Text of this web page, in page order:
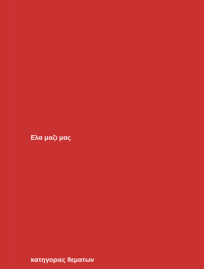
Ελα μαζι μας
κατηγοριες θεματων